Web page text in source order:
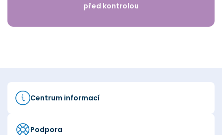
před kontrolou
Centrum informací
Podpora